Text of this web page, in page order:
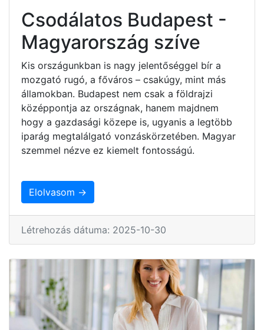
Csodálatos Budapest -
Magyarország szíve
Kis országunkban is nagy jelentőséggel bír a
mozgató rugó, a főváros – csakúgy, mint más
államokban. Budapest nem csak a földrajzi
középpontja az országnak, hanem majdnem
hogy a gazdasági közepe is, ugyanis a legtöbb
iparág megtalálgató vonzáskörzetében. Magyar
szemmel nézve ez kiemelt fontosságú.
Elolvasom →
Létrehozás dátuma: 2025-10-30